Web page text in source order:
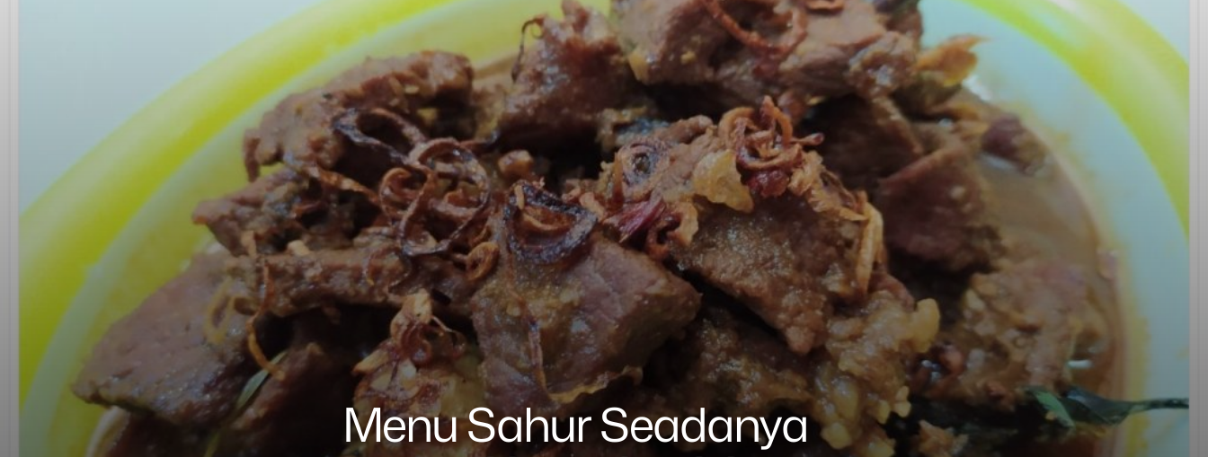
Menu Sahur Seadanya